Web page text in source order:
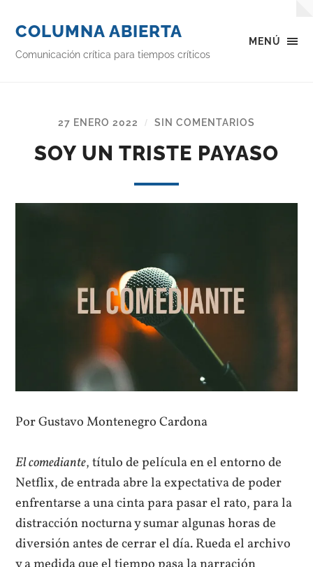
MENÚ
COLUMNA ABIERTA
Comunicación crítica para tiempos críticos
27 ENERO 2022 / SIN COMENTARIOS
SOY UN TRISTE PAYASO
Por Gustavo Montenegro Cardona
El comediante, título de película en el entorno de
Netflix, de entrada abre la expectativa de poder
enfrentarse a una cinta para pasar el rato, para la
distracción nocturna y sumar algunas horas de
diversión antes de cerrar el día. Rueda el archivo